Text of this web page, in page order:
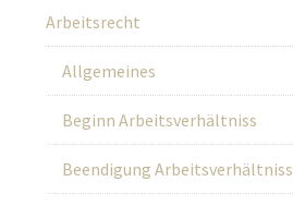
Arbeitsrecht
Allgemeines
Beginn Arbeitsverhältniss
Beendigung Arbeitsverhältniss